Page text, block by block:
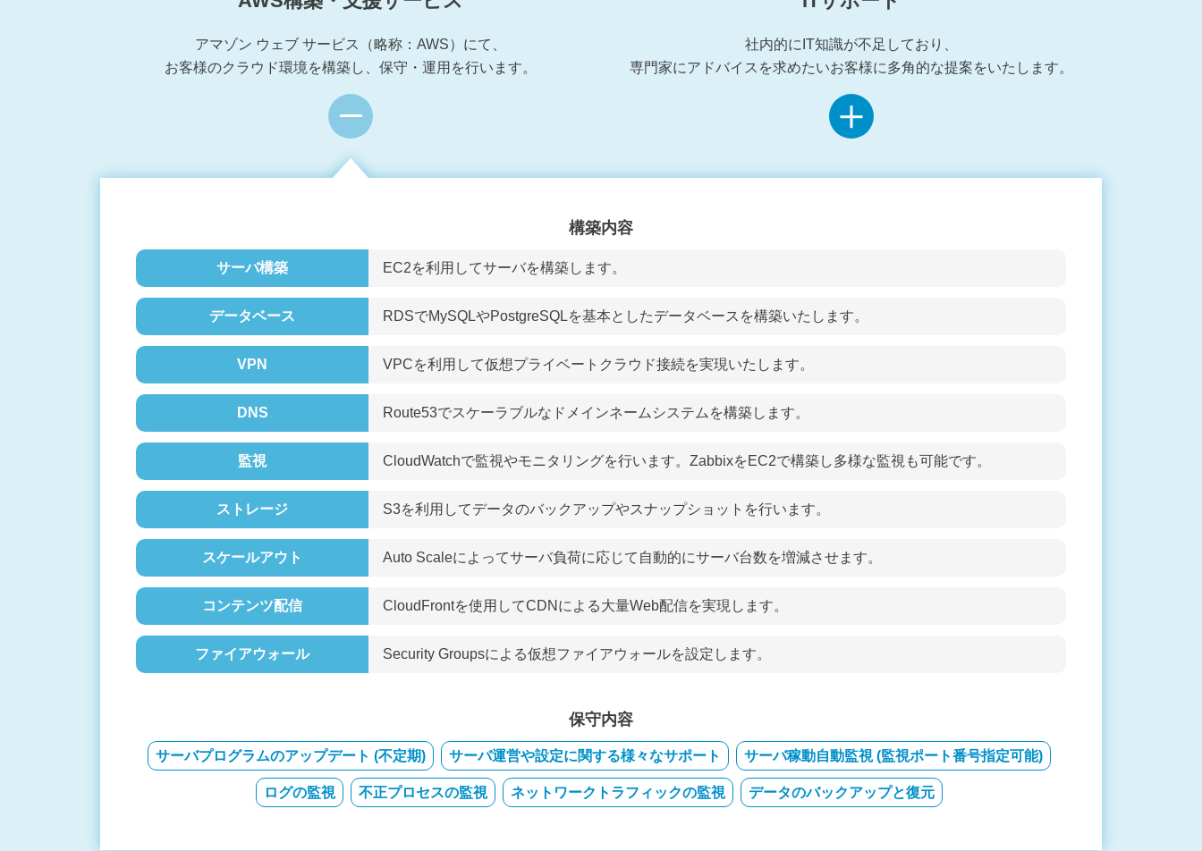
アマゾン ウェブ サービス（略称：AWS）にて、
お客様のクラウド環境を構築し、保守・運用を行います。
構築内容
サーバ構築 EC2を利用してサーバを構築します。
データベース RDSでMySQLやPostgreSQLを基本としたデータベースを構築いたします。
VPN VPCを利用して仮想プライベートクラウド接続を実現いたします。
DNS Route53でスケーラブルなドメインネームシステムを構築します。
監視 CloudWatchで監視やモニタリングを行います。ZabbixをEC2で構築し多様な監視も可能です。
ストレージ S3を利用してデータのバックアップやスナップショットを行います。
スケールアウト Auto Scaleによってサーバ負荷に応じて自動的にサーバ台数を増減させます。
コンテンツ配信 CloudFrontを使用してCDNによる大量Web配信を実現します。
ファイアウォール Security Groupsによる仮想ファイアウォールを設定します。
保守内容
サーバプログラムのアップデート (不定期) サーバ運営や設定に関する様々なサポート サーバ稼動自動監視 (監視ポート番号指定可能)
ログの監視 不正プロセスの監視 ネットワークトラフィックの監視 データのバックアップと復元
社内的にIT知識が不足しており、
専門家にアドバイスを求めたいお客様に多角的な提案をいたします。